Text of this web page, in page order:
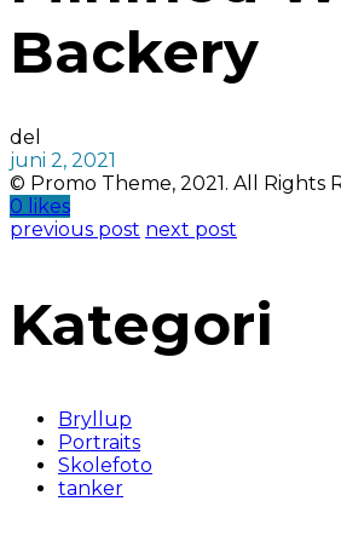
Backery
del
juni 2, 2021
© Promo Theme, 2021. All Rights
0 likes
previous post next post
Kategori
Bryllup
Portraits
Skolefoto
tanker